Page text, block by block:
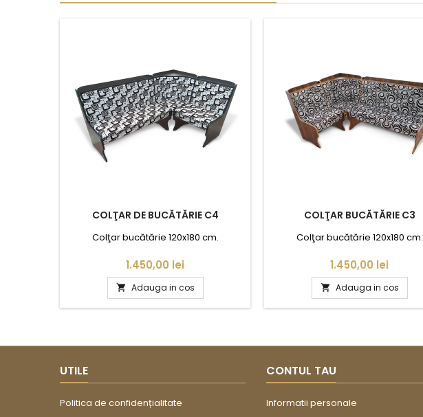
COLŢAR DE BUCĂTĂRIE C4
Colţar bucătărie 120x180 cm.
Pret
1.450,00 lei
 Adauga in cos
COLŢAR BUCĂTĂRIE C3
Colţar bucătărie 120x180 cm.
Pret
1.450,00 lei
 Adauga in cos
UTILE
Politica de confidențialitate
CONTUL TAU
Informatii personale